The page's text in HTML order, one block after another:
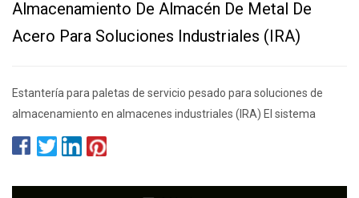
Almacenamiento De Almacén De Metal De
Acero Para Soluciones Industriales (IRA)
Estantería para paletas de servicio pesado para soluciones de
almacenamiento en almacenes industriales (IRA) El sistema